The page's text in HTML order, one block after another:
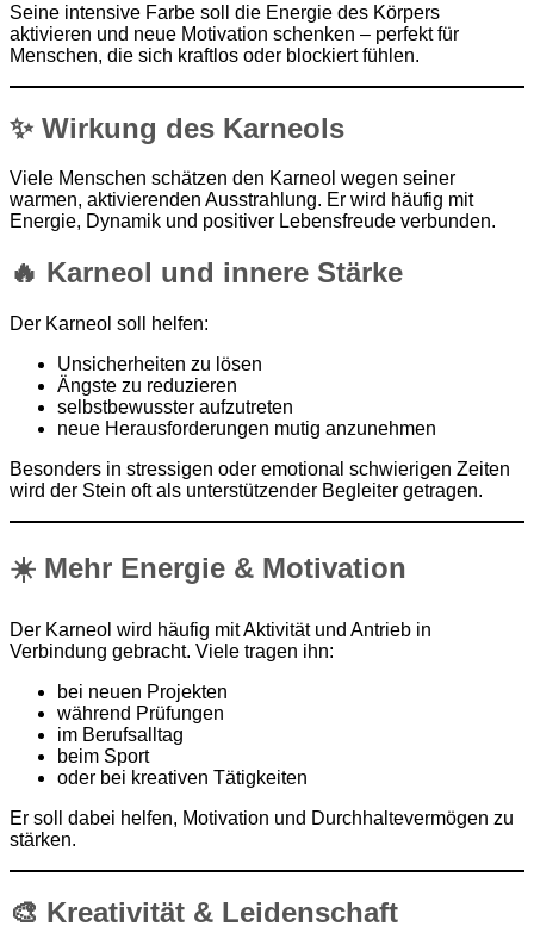
Seine intensive Farbe soll die Energie des Körpers
aktivieren und neue Motivation schenken – perfekt für
Menschen, die sich kraftlos oder blockiert fühlen.
✨ Wirkung des Karneols
Viele Menschen schätzen den Karneol wegen seiner
warmen, aktivierenden Ausstrahlung. Er wird häufig mit
Energie, Dynamik und positiver Lebensfreude verbunden.
🔥 Karneol und innere Stärke
Der Karneol soll helfen:
Unsicherheiten zu lösen
Ängste zu reduzieren
selbstbewusster aufzutreten
neue Herausforderungen mutig anzunehmen
Besonders in stressigen oder emotional schwierigen Zeiten
wird der Stein oft als unterstützender Begleiter getragen.
☀️ Mehr Energie & Motivation
Der Karneol wird häufig mit Aktivität und Antrieb in
Verbindung gebracht. Viele tragen ihn:
bei neuen Projekten
während Prüfungen
im Berufsalltag
beim Sport
oder bei kreativen Tätigkeiten
Er soll dabei helfen, Motivation und Durchhaltevermögen zu
stärken.
🎨 Kreativität & Leidenschaft